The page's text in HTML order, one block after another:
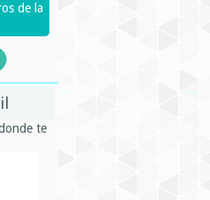
de la
te